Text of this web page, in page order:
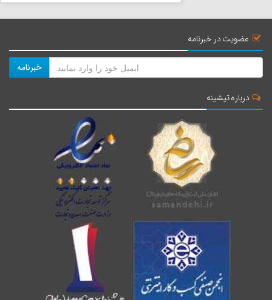
عضویت در خبرنامه
خبرنامه
درباره تیشینه